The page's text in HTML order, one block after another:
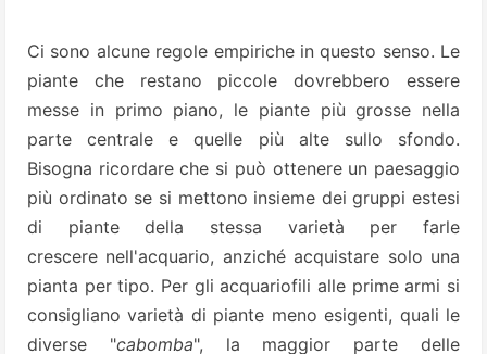
Ci sono alcune regole empiriche in questo senso. Le
piante che restano piccole dovrebbero essere
messe in primo piano, le piante più grosse nella
parte centrale e quelle più alte sullo sfondo.
Bisogna ricordare che si può ottenere un paesaggio
più ordinato se si mettono insieme dei gruppi estesi
di piante della stessa varietà per farle
crescere nell'acquario, anziché acquistare solo una
pianta per tipo. Per gli acquariofili alle prime armi si
consigliano varietà di piante meno esigenti, quali le
diverse "cabomba", la maggior parte delle